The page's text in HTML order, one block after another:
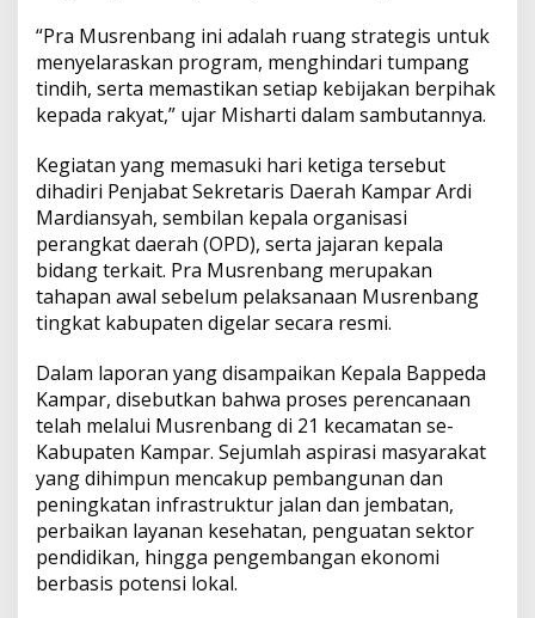
“Pra Musrenbang ini adalah ruang strategis untuk
menyelaraskan program, menghindari tumpang
tindih, serta memastikan setiap kebijakan berpihak
kepada rakyat,” ujar Misharti dalam sambutannya.
Kegiatan yang memasuki hari ketiga tersebut
dihadiri Penjabat Sekretaris Daerah Kampar Ardi
Mardiansyah, sembilan kepala organisasi
perangkat daerah (OPD), serta jajaran kepala
bidang terkait. Pra Musrenbang merupakan
tahapan awal sebelum pelaksanaan Musrenbang
tingkat kabupaten digelar secara resmi.
Dalam laporan yang disampaikan Kepala Bappeda
Kampar, disebutkan bahwa proses perencanaan
telah melalui Musrenbang di 21 kecamatan se-
Kabupaten Kampar. Sejumlah aspirasi masyarakat
yang dihimpun mencakup pembangunan dan
peningkatan infrastruktur jalan dan jembatan,
perbaikan layanan kesehatan, penguatan sektor
pendidikan, hingga pengembangan ekonomi
berbasis potensi lokal.